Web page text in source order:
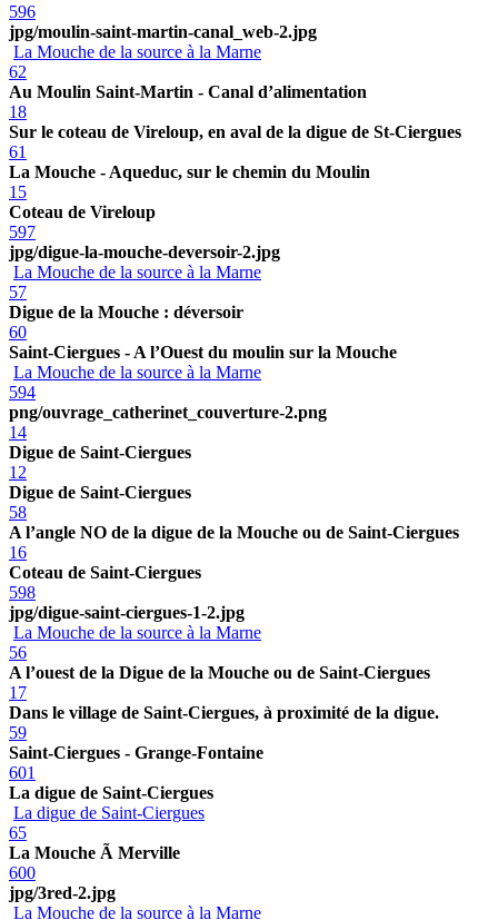
596
jpg/moulin-saint-martin-canal_web-2.jpg
La Mouche de la source à la Marne
62
Au Moulin Saint-Martin - Canal d’alimentation
18
Sur le coteau de Vireloup, en aval de la digue de St-Ciergues
61
La Mouche - Aqueduc, sur le chemin du Moulin
15
Coteau de Vireloup
597
jpg/digue-la-mouche-deversoir-2.jpg
La Mouche de la source à la Marne
57
Digue de la Mouche : déversoir
60
Saint-Ciergues - A l’Ouest du moulin sur la Mouche
La Mouche de la source à la Marne
594
png/ouvrage_catherinet_couverture-2.png
14
Digue de Saint-Ciergues
12
Digue de Saint-Ciergues
58
A l’angle NO de la digue de la Mouche ou de Saint-Ciergues
16
Coteau de Saint-Ciergues
598
jpg/digue-saint-ciergues-1-2.jpg
La Mouche de la source à la Marne
56
A l’ouest de la Digue de la Mouche ou de Saint-Ciergues
17
Dans le village de Saint-Ciergues, à proximité de la digue.
59
Saint-Ciergues - Grange-Fontaine
601
La digue de Saint-Ciergues
La digue de Saint-Ciergues
65
La Mouche Ã Merville
600
jpg/3red-2.jpg
La Mouche de la source à la Marne